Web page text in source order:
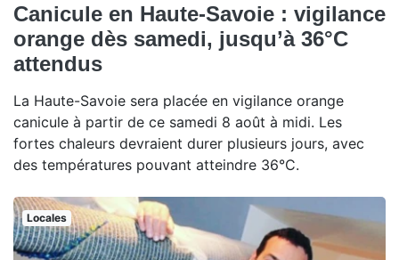
Canicule en Haute-Savoie : vigilance
orange dès samedi, jusqu’à 36°C
attendus
La Haute-Savoie sera placée en vigilance orange
canicule à partir de ce samedi 8 août à midi. Les
fortes chaleurs devraient durer plusieurs jours, avec
des températures pouvant atteindre 36°C.
Locales